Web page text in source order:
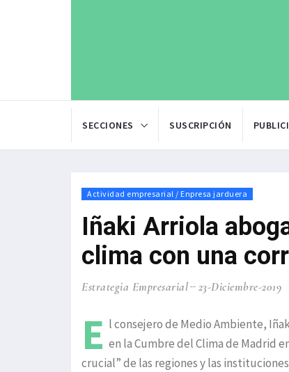
SECCIONES SUSCRIPCIÓN
Actividad empresarial / Enpresa jarduera
Iñaki Arriola
clima con una
Estrategia Empresarial 23-Diciembre-2019
E l consejero de Medio Ambiente,
en la Cumbre del Clima de Madrid
crucial” de las regiones y las